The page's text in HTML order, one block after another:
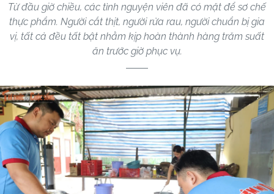
Từ đầu giờ chiều, các tình nguyện viên đã có mặt để sơ chế
thực phẩm. Người cắt thịt, người rửa rau, người chuẩn bị gia
vị, tất cả đều tất bật nhằm kịp hoàn thành hàng trăm suất
ăn trước giờ phục vụ.